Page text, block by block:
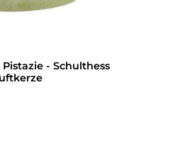
- Schulthess